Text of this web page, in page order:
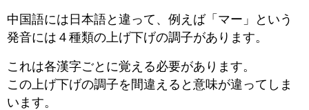
中国語には日本語と違って、例えば「マー」という
発音には４種類の上げ下げの調子があります。
これは各漢字ごとに覚える必要があります。
この上げ下げの調子を間違えると意味が違ってしま
います。